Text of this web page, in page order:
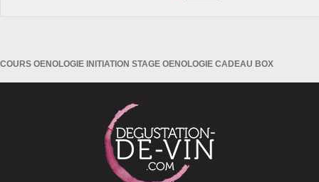
COURS OENOLOGIE INITIATION STAGE OENOLOGIE CADEAU BOX